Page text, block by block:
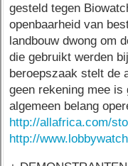
gesteld tegen
openbaarheid van
landbouw dwong om
die gebruikt werden
beroepszaak stelt de
geen rekening mee is
algemeen belang
http://allafrica.com/
http://